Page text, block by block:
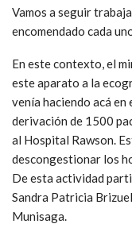
Vamos a seguir
encomendado cada
En este contexto, el
este aparato a la
venía haciendo acá
derivación de 1500
al Hospital Rawson.
descongestionar los
De esta actividad
Sandra Patricia
Munisaga.